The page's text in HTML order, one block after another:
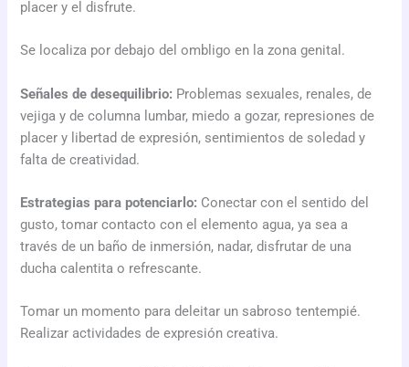
placer y el disfrute.
Se localiza por debajo del ombligo en la zona genital.
Señales de desequilibrio: Problemas sexuales, renales, de
vejiga y de columna lumbar, miedo a gozar, represiones de
placer y libertad de expresión, sentimientos de soledad y
falta de creatividad.
Estrategias para potenciarlo: Conectar con el sentido del
gusto, tomar contacto con el elemento agua, ya sea a
través de un baño de inmersión, nadar, disfrutar de una
ducha calentita o refrescante.
Tomar un momento para deleitar un sabroso tentempié.
Realizar actividades de expresión creativa.